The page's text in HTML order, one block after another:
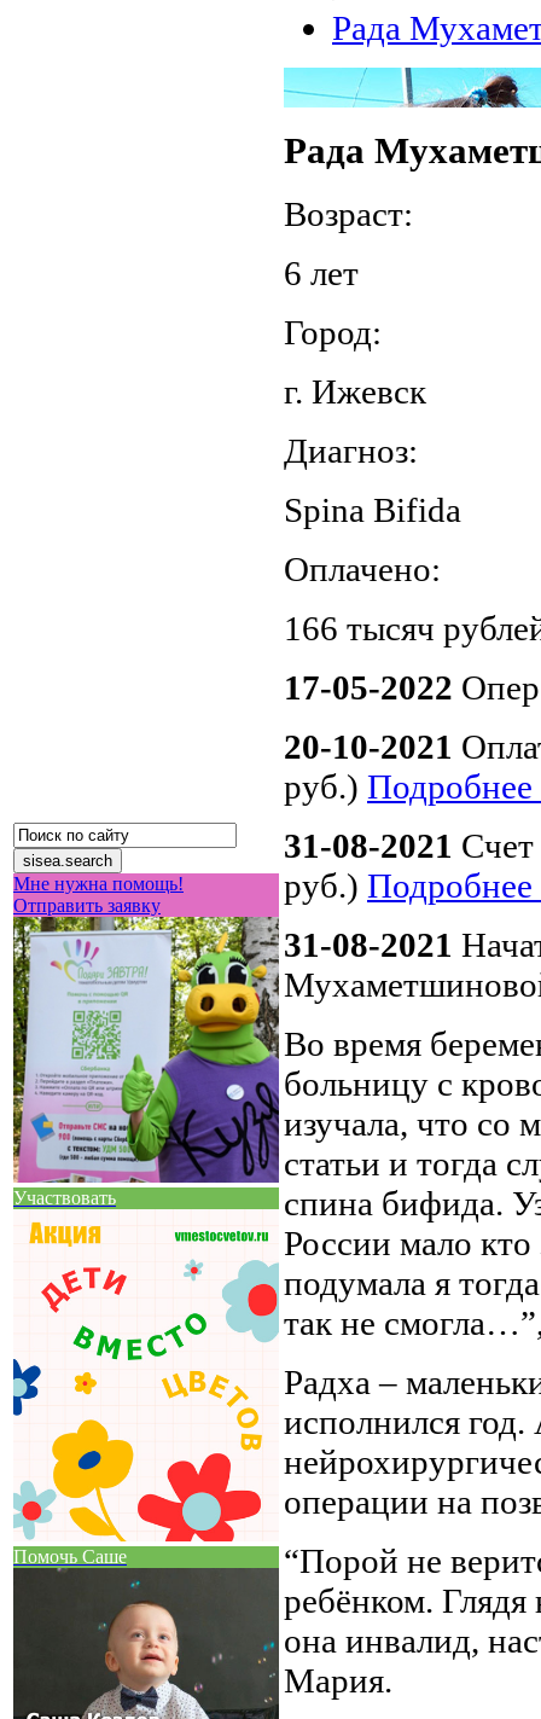
Мне нужна помощь!
Отправить заявку
Участвовать
Помочь Саше
Рада
Рада
Возраст:
6 лет
Город:
г. Ижевск
Диагноз:
Spina Bifida
Оплачено:
166 тысяч
17-05-2022
20-10-2021
руб.) Подробнее
31-08-2021 Счет
руб.) Подробнее
31-08-2021
Во время
больницу с
изучала, что со
статьи и тогда
спина бифида.
России мало кто
подумала я
так не
Радха –
исполнился
операции на
“Порой не
ребёнком.
она инвалид,
Мария.